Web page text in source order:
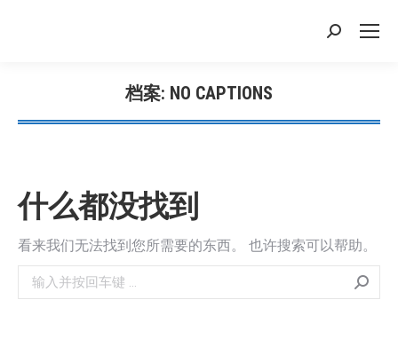
搜
档案: NO CAPTIONS
您在这里：
什么都没找到
看来我们无法找到您所需要的东西。 也许搜索可以帮助。
索：